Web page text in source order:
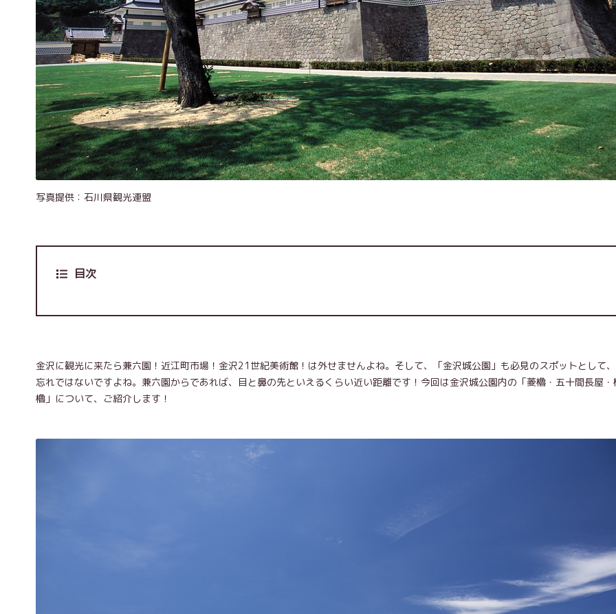
写真提供：石川県観光連盟
目次
金沢に観光に来たら兼六園！近江町市場！金沢21世紀美術館！は外せませんよね。そして、「金沢城公園」も必見のスポットとして
忘れではないですよね。兼六園からであれば、目と鼻の先といえるくらい近い距離です！今回は金沢城公園内の「菱櫓・五十間長屋
櫓」について、ご紹介します！